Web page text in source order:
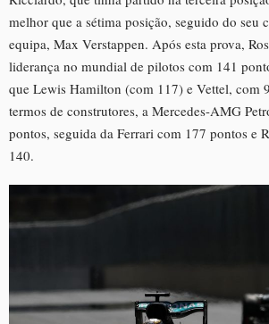
melhor que a sétima posição, seguido do seu
equipa, Max Verstappen. Após esta prova,
liderança no mundial de pilotos com 141
que Lewis Hamilton (com 117) e Vettel, com
termos de construtores, a Mercedes-AMG
pontos, seguida da Ferrari com 177 pontos e
140.